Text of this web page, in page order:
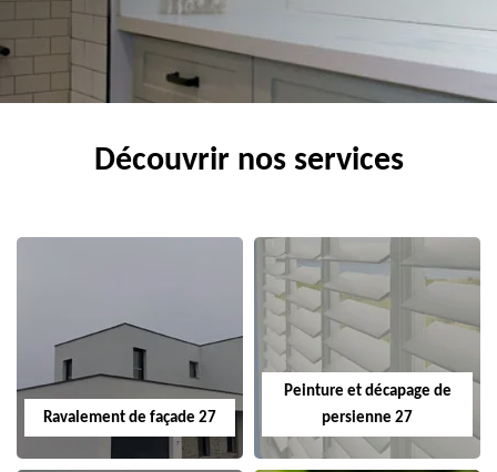
Découvrir nos services
Ravalement de façade 27
Peinture et décapage de
persienne 27